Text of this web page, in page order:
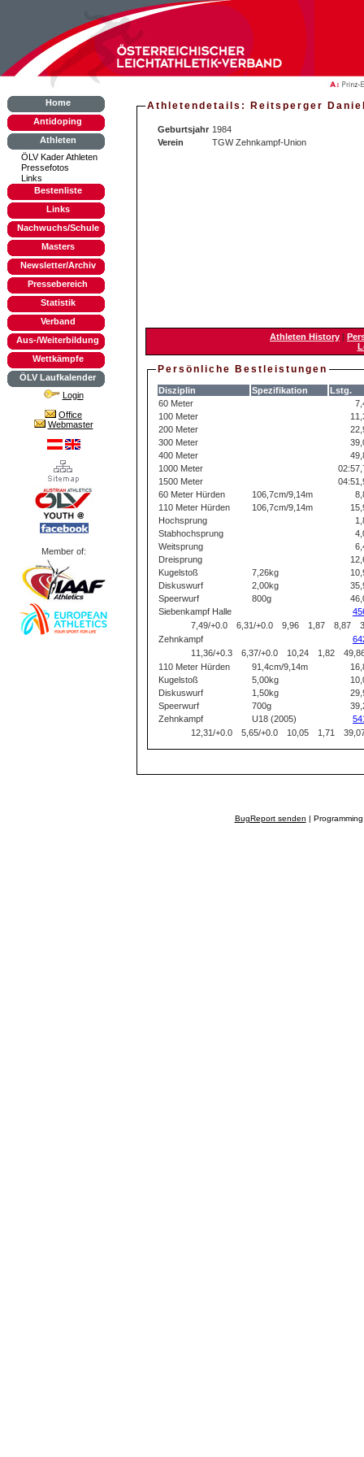
Home
Antidoping
Athleten
ÖLV Kader Athleten
Pressefotos
Links
Bestenliste
Links
Nachwuchs/Schule
Masters
Newsletter/Archiv
Pressebereich
Statistik
Verband
Aus-/Weiterbildung
Wettkämpfe
ÖLV Laufkalender
Login
Office
Webmaster
Member of:
Athletendetails: Reitsperger
Geburtsjahr 1984
Verein
TGW Zehnkampf-Union
Athleten History |
Persönliche Bestleistungen
Disziplin Spezifikation
Lstg.
60 Meter
100 Meter
200 Meter
300 Meter
400 Meter
1000 Meter
1500 Meter
60 Meter Hürden
106,7cm/9,14m
110 Meter Hürden
106,7cm/9,14m
Hochsprung
Stabhochsprung
Weitsprung
Dreisprung
Kugelstoß
7,26kg
Diskuswurf
2,00kg
Speerwurf
800g
Siebenkampf Halle
7,49/+0.0
6,31/+0.0 9,96 1,87 8,87
Zehnkampf
11,36/+0.3
6,37/+0.0 10,24 1,82
110 Meter Hürden
91,4cm/9,14m
Kugelstoß
5,00kg
Diskuswurf
1,50kg
Speerwurf
700g
Zehnkampf
U18 (2005)
12,31/+0.0
5,65/+0.0 10,05 1,71
BugReport senden |